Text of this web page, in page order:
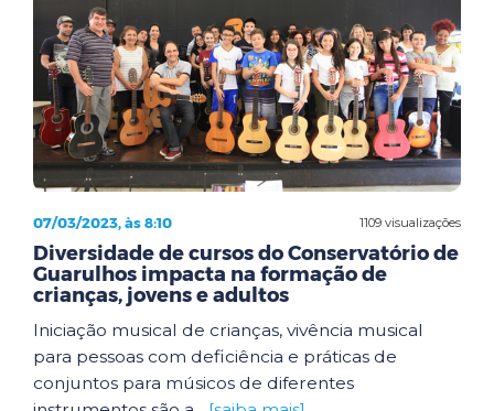
1109 visualizações
07/03/2023, às 8:10
Diversidade de cursos do Conservatório de
Guarulhos impacta na formação de
crianças, jovens e adultos
Iniciação musical de crianças, vivência musical
para pessoas com deficiência e práticas de
conjuntos para músicos de diferentes